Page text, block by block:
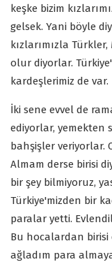
keşke bizim
gelsek. Yani böyle
kızlarımızla
olur diyorlar.
kardeşlerimiz de var.
İki sene evvel de
ediyorlar, yemekten
bahşişler veriyorlar.
Almam derse birisi
bir şey bilmiyoruz,
Türkiye'mizden bir
paralar yetti.
Bu hocalardan birisi
ağladım para